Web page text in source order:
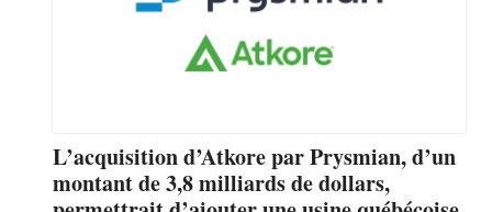
L’acquisition d’Atkore par Prysmian, d’un
montant de 3,8 milliards de dollars,